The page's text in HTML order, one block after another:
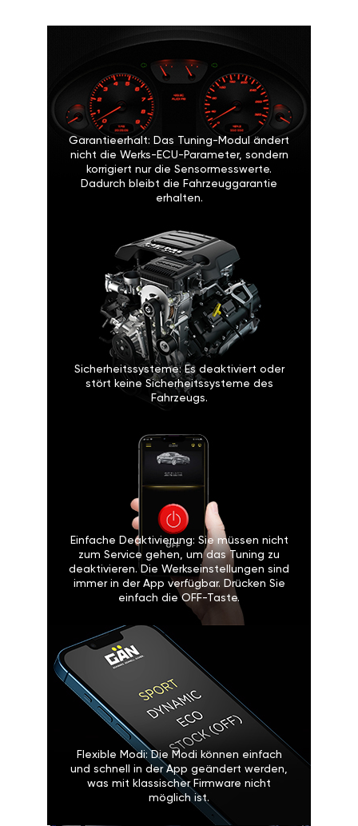
Garantieerhalt: Das Tuning-Modul ändert
nicht die Werks-ECU-Parameter, sondern
korrigiert nur die Sensormesswerte.
Dadurch bleibt die Fahrzeuggarantie
erhalten.
Sicherheitssysteme: Es deaktiviert oder
stört keine Sicherheitssysteme des
Fahrzeugs.
Einfache Deaktivierung: Sie müssen nicht
zum Service gehen, um das Tuning zu
deaktivieren. Die Werkseinstellungen sind
immer in der App verfügbar. Drücken Sie
einfach die OFF-Taste.
Flexible Modi: Die Modi können einfach
und schnell in der App geändert werden,
was mit klassischer Firmware nicht
möglich ist.